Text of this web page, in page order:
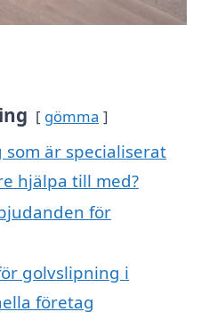
gömma
är specialiserat
hjälpa till med?
för
golvslipning i
företag